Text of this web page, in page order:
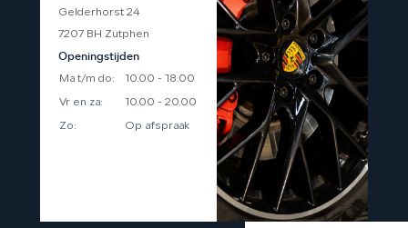
Gelderhorst 24
7207 BH Zutphen
Openingstijden
Ma t/m do: 10.00 - 18.00
Vr en za: 10.00 - 20.00
Zo: Op afspraak